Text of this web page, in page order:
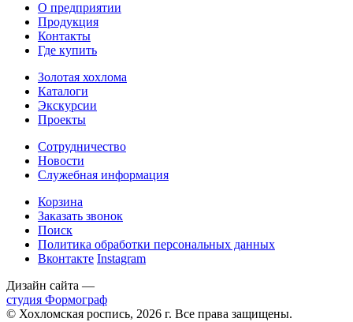
О предприятии
Продукция
Контакты
Где купить
Золотая хохлома
Каталоги
Экскурсии
Проекты
Сотрудничество
Новости
Служебная информация
Корзина
Заказать звонок
Поиск
Политика обработки персональных данных
Вконтакте Instagram
Дизайн сайта —
студия Формограф
© Хохломская роспись, 2026 г. Все права защищены.